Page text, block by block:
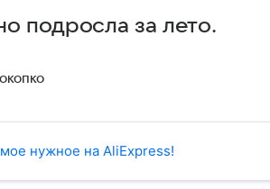
подросла за лето.
нужное на AliExpress!